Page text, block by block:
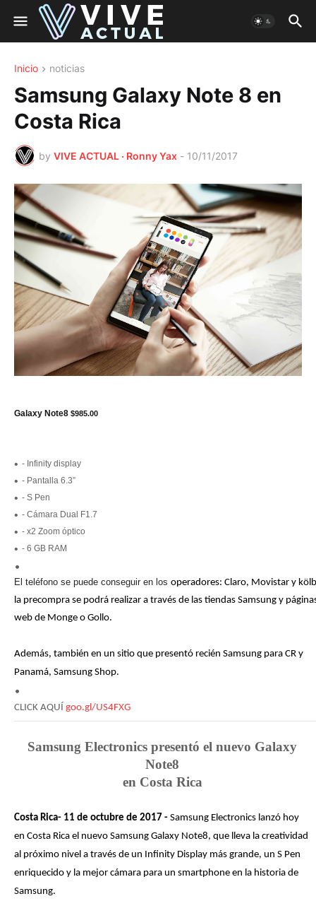
Inicio noticias
Samsung Galaxy Note 8 en
Costa Rica
by VIVE ACTUAL · Ronny Yax - 10/11/2017
Galaxy Note8 $985.00
- Infinity display
- Pantalla 6.3”
- S Pen
- Cámara Dual F1.7
- x2 Zoom óptico
- 6 GB RAM
El teléfono se puede conseguir en los operadores: Claro, Movistar y
la precompra se podrá realizar a través de las tiendas Samsung y
web de Monge o Gollo.
Además, también en un sitio que presentó recién Samsung para CR y
Panamá, Samsung Shop.
CLICK AQUÍ goo.gl/US4FXG
Samsung Electronics presentó el nuevo Galaxy
Note8
en Costa Rica
Costa Rica- 11 de octubre de 2017 - Samsung Electronics lanzó hoy
en Costa Rica el nuevo Samsung Galaxy Note8, que lleva la creatividad
al próximo nivel a través de un Infinity Display más grande, un S Pen
enriquecido y la mejor cámara para un smartphone en la historia de
Samsung.